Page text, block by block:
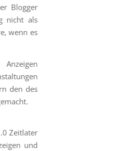
Blogger
nicht als
wenn es
den des
Zeitlater
und